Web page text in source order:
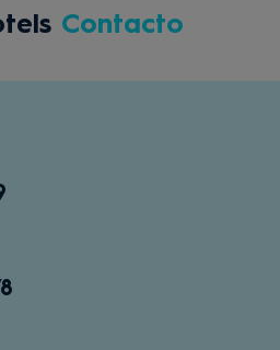
Contacto